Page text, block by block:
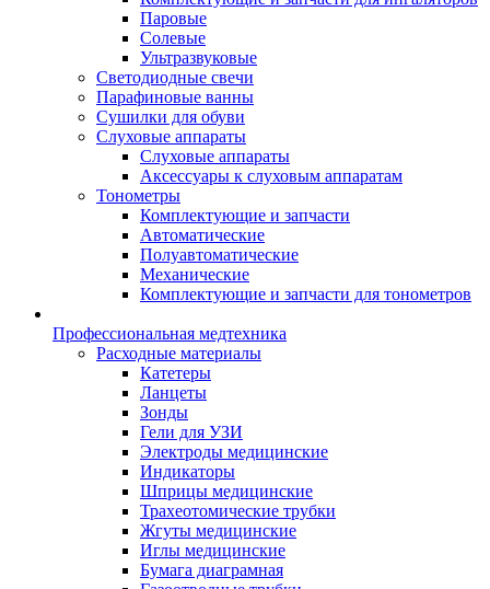
Паровые
Солевые
Ультразвуковые
Светодиодные свечи
Парафиновые ванны
Сушилки для обуви
Слуховые аппараты
Слуховые аппараты
Аксессуары к слуховым аппаратам
Тонометры
Комплектующие и запчасти
Автоматические
Полуавтоматические
Механические
Комплектующие и запчасти для тонометров
Профессиональная медтехника
Расходные материалы
Катетеры
Ланцеты
Зонды
Гели для УЗИ
Электроды медицинские
Индикаторы
Шприцы медицинские
Трахеотомические трубки
Жгуты медицинские
Иглы медицинские
Бумага диаграмная